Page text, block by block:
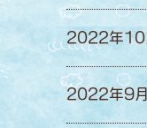
2022年10
2022年9月